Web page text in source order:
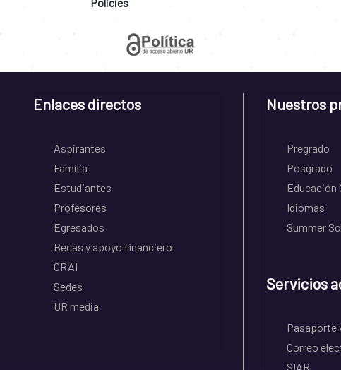
Enlaces directos
Aspirantes
Familia
Estudiantes
Profesores
Egresados
Becas y apoyo financiero
CRAI
Sedes
UR media
Nuestros
Pregrado
Posgrado
Educación
Idiomas
Summer
Servicios
Pasaporte
Correo
SIAR